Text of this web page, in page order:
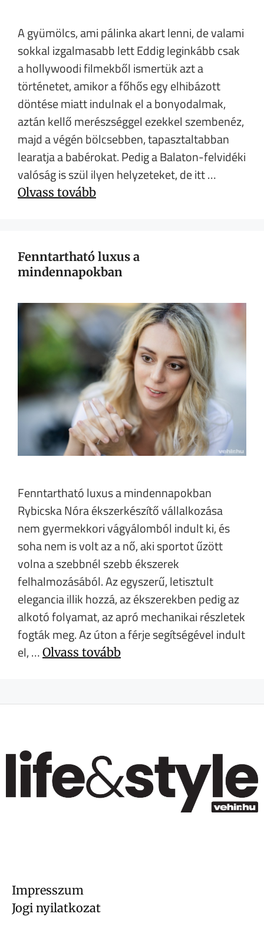
A gyümölcs, ami pálinka akart lenni, de valami
sokkal izgalmasabb lett Eddig leginkább csak
a hollywoodi filmekből ismertük azt a
történetet, amikor a főhős egy elhibázott
döntése miatt indulnak el a bonyodalmak,
aztán kellő merészséggel ezekkel szembenéz,
majd a végén bölcsebben, tapasztaltabban
learatja a babérokat. Pedig a Balaton-felvidéki
valóság is szül ilyen helyzeteket, de itt …
Olvass tovább
Fenntartható luxus a
mindennapokban
Fenntartható luxus a mindennapokban
Rybicska Nóra ékszerkészítő vállalkozása
nem gyermekkori vágyálomból indult ki, és
soha nem is volt az a nő, aki sportot űzött
volna a szebbnél szebb ékszerek
felhalmozásából. Az egyszerű, letisztult
elegancia illik hozzá, az ékszerekben pedig az
alkotó folyamat, az apró mechanikai részletek
fogták meg. Az úton a férje segítségével indult
el, … Olvass tovább
Impresszum
Jogi nyilatkozat